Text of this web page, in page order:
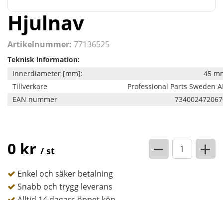
Hjulnav
Artikelnummer: 77136525
Teknisk information:
Innerdiameter [mm]:
45
Tillverkare
Professional Parts Sweden
EAN nummer
0 kr / st − +
Enkel och säker betalning
Snabb och trygg leverans